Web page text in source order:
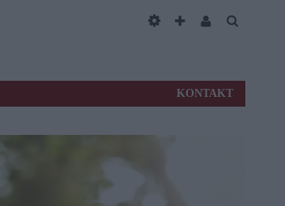
KONTAKT